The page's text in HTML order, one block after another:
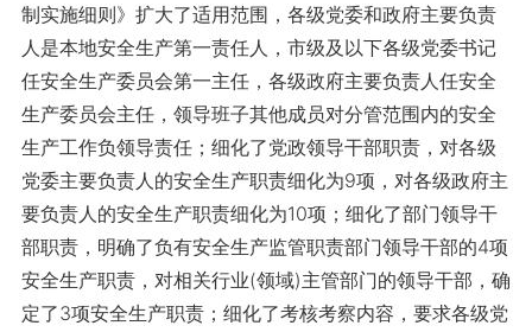
制实施细则》扩大了适用范围，各级党委和政府主要负责
人是本地安全生产第一责任人，市级及以下各级党委书记
任安全生产委员会第一主任，各级政府主要负责人任安全
生产委员会主任，领导班子其他成员对分管范围内的安全
生产工作负领导责任；细化了党政领导干部职责，对各级
党委主要负责人的安全生产职责细化为9项，对各级政府主
要负责人的安全生产职责细化为10项；细化了部门领导干
部职责，明确了负有安全生产监管职责部门领导干部的4项
安全生产职责，对相关行业(领域)主管部门的领导干部，确
定了3项安全生产职责；细化了考核考察内容，要求各级党